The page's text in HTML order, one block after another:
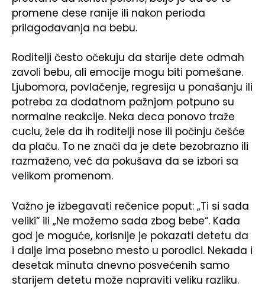
promene dese ranije ili nakon perioda
prilagođavanja na bebu.
Roditelji često očekuju da starije dete odmah
zavoli bebu, ali emocije mogu biti pomešane.
Ljubomora, povlačenje, regresija u ponašanju ili
potreba za dodatnom pažnjom potpuno su
normalne reakcije. Neka deca ponovo traže
cuclu, žele da ih roditelji nose ili počinju češće
da plaču. To ne znači da je dete bezobrazno ili
razmaženo, već da pokušava da se izbori sa
velikom promenom.
Važno je izbegavati rečenice poput: „Ti si sada
veliki“ ili „Ne možemo sada zbog bebe“. Kada
god je moguće, korisnije je pokazati detetu da
i dalje ima posebno mesto u porodici. Nekada i
desetak minuta dnevno posvećenih samo
starijem detetu može napraviti veliku razliku.